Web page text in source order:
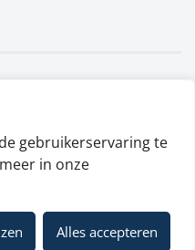
gebruikerservaring te
in onze
Alles accepteren